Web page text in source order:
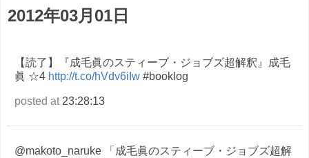
2012年03月01日
【読了】『成毛眞のスティーブ・ジョブズ超解釈』成毛
眞 ☆4 http://t.co/hVdv6iIw #booklog
posted at23:28:13
@makoto_naruke 「成毛眞のスティーブ・ジョブズ超解